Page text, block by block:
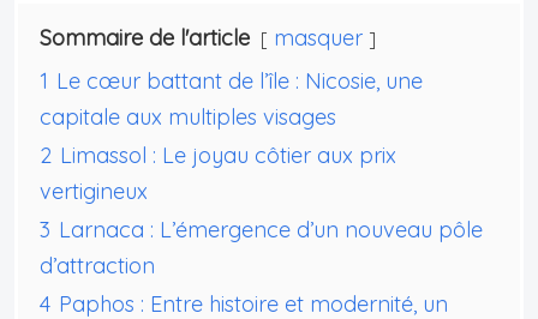
Sommaire de l'article
masquer
1 Le cœur battant de l’île : Nicosie, une
capitale aux multiples visages
2 Limassol : Le joyau côtier aux prix
vertigineux
3 Larnaca : L’émergence d’un nouveau pôle
d’attraction
4 Paphos : Entre histoire et modernité, un